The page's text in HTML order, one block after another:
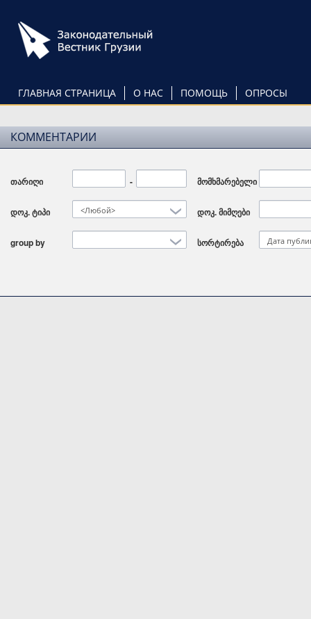
основному
содержанию
ГЛАВНАЯ СТРАНИЦА О НАС ПОМОЩЬ ОПРОСЫ
КОММЕНТАРИИ
თარიღი - მომხმარებელი
დოკ. ტიპი <Любой> დოკ. მიმღები
group by სორტირება Дата